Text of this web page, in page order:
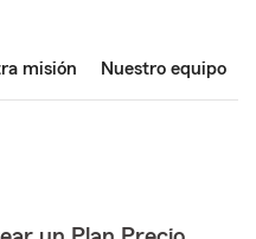
misión Nuestro equipo